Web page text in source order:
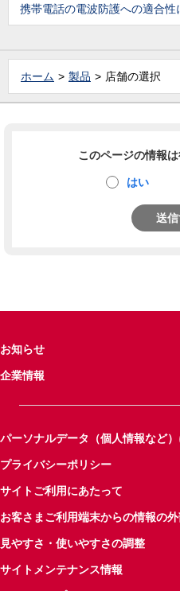
携帯電話の電波防護への適合性
ホーム 製品 店舗の選択
このページの情報
はい
送
お知らせ
企業情報
パーソナルデータ（個人情報など
プライバシーポリシー
サイトご利用にあたって
お客さまご利用端末からの情報の
見やすさ・使いやすさの調整
サイトメンテナンス情報